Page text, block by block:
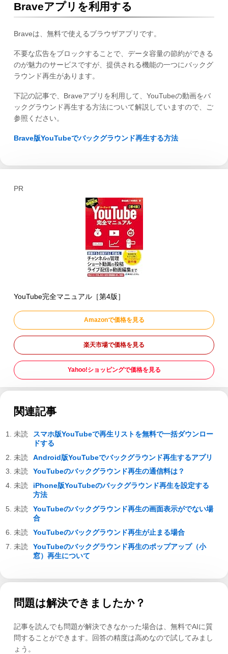
Braveアプリを利用する
Braveは、無料で使えるブラウザアプリです。
不要な広告をブロックすることで、データ容量の節約ができる
のが魅力のサービスですが、提供される機能の一つにバックグ
ラウンド再生があります。
下記の記事で、Braveアプリを利用して、YouTubeの動画をバ
ックグラウンド再生する方法について解説していますので、ご
参照ください。
Brave版YouTubeでバックグラウンド再生する方法
PR
YouTube完全マニュアル［第4版］
Amazonで価格を見る
楽天市場で価格を見る
Yahoo!ショッピングで価格を見る
関連記事
スマホ版YouTubeで再生リストを無料で一括ダウンロー
ドする
Android版YouTubeでバックグラウンド再生するアプリ
YouTubeのバックグラウンド再生の通信料は？
iPhone版YouTubeのバックグラウンド再生を設定する
方法
YouTubeのバックグラウンド再生の画面表示がでない場
合
YouTubeのバックグラウンド再生が止まる場合
YouTubeのバックグラウンド再生のポップアップ（小
窓）再生について
問題は解決できましたか？
記事を読んでも問題が解決できなかった場合は、無料でAIに質
問することができます。回答の精度は高めなので試してみまし
ょう。